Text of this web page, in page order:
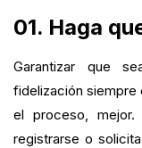
01. Haga
Garantizar que
fidelización siempre
el proceso, mejor.
registrarse o